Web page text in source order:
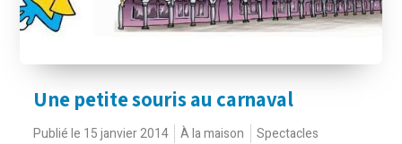
Une petite souris au carnaval
Publié le 15 janvier 2014 À la maison Spectacles